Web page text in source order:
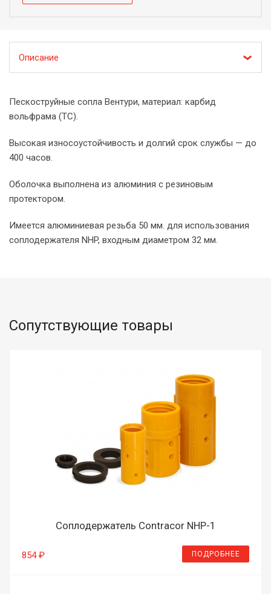
Описание
Пескоструйные сопла Вентури, материал: карбид
вольфрама (TC).
Высокая износоустойчивость и долгий срок службы — до
400 часов.
Оболочка выполнена из алюминия с резиновым
протектором.
Имеется алюминиевая резьба 50 мм. для использования
соплодержателя NHP, входным диаметром 32 мм.
Сопутствующие товары
Соплодержатель Contracor NHP-1
854 ₽ ПОДРОБНЕЕ